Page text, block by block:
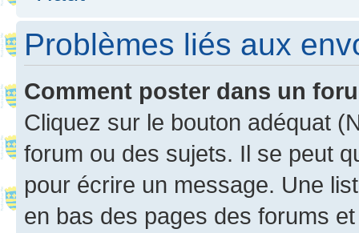
Problèmes liés aux
Comment poster dans un
Cliquez sur le bouton adéquat
forum ou des sujets. Il se peut
pour écrire un message. Une
en bas des pages des forums